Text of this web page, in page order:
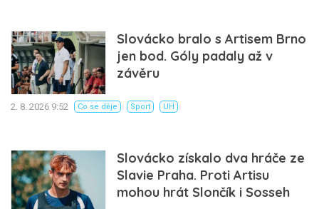
Slovácko bralo s Artisem Brno
jen bod. Góly padaly až v
závěru
2. 8. 2026 9:52 Co se děje Sport UH
Slovácko získalo dva hráče ze
Slavie Praha. Proti Artisu
mohou hrát Slončík i Sosseh